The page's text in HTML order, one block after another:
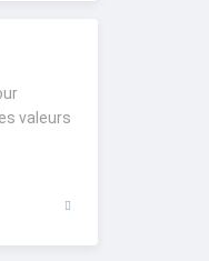
valeurs